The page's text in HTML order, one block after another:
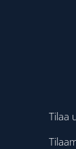
Tilaa